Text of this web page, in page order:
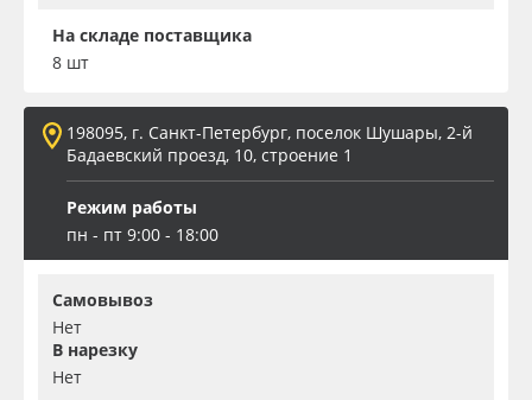
На складе поставщика
8 шт
198095, г. Санкт-Петербург, поселок Шушары, 2-й
Бадаевский проезд, 10, строение 1
Режим работы
пн - пт 9:00 - 18:00
Самовывоз
Нет
В нарезку
Нет